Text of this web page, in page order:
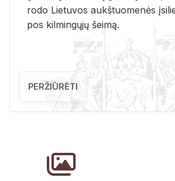
ro­do Lie­tu­vos aukš­tuo­me­nės
pos kil­min­gų­jų šei­mą.
PERŽIŪRĖTI